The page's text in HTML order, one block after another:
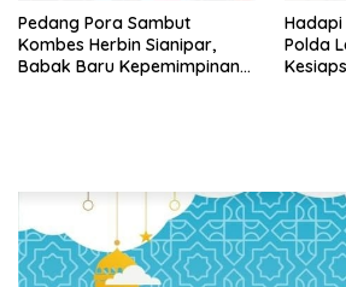
Pedang Pora Sambut
Kombes Herbin Sianipar,
Babak Baru Kepemimpinan
Hadapi
Polda